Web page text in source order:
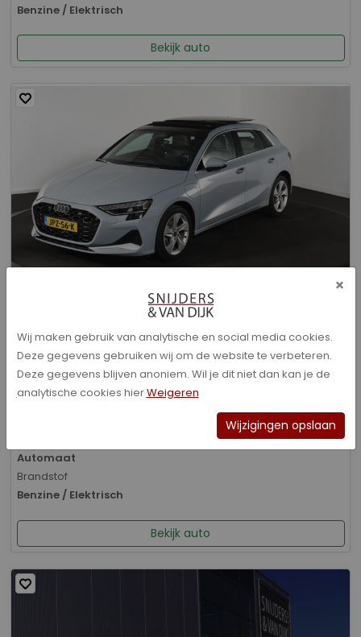
Benzine / Elektrisch
Bekijk auto
Audi A3 - Sportback 40 TFSI e Advanced edition
Bouwjaar
01-2026
Kilometerstand
Automaat
Brandstof
Benzine / Elektrisch
Bekijk auto
×
Wij maken gebruik van analytische en social media cookies.
Deze gegevens gebruiken wij om de website te verbeteren.
Deze gegevens blijven anoniem. Wil je dit niet dan kan je de
analytische cookies hierWeigeren
Wijzigingen opslaan